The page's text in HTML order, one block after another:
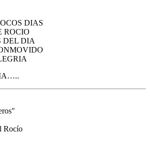
DIAS
ROCIO
DEL DIA
Rocío